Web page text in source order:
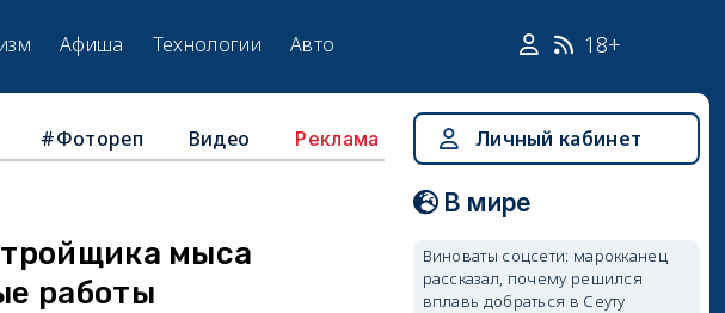
Афиша Технологии Авто 18+
#Фотореп Видео Реклама
мыса
работы
Личный кабинет
В мире
Виноваты соцсети: марокканец
рассказал, почему решился
вплавь добраться в Сеуту